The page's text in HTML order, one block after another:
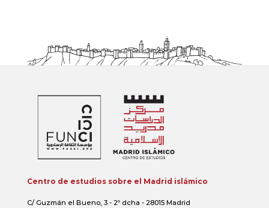
Centro de estudios sobre el Madrid islámico
C/ Guzmán el Bueno, 3 - 2º dcha - 28015 Madrid